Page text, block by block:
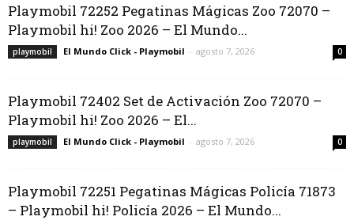
Playmobil 72252 Pegatinas Mágicas Zoo 72070 –
Playmobil hi! Zoo 2026 – El Mundo...
playmobil El Mundo Click - Playmobil - agosto 7, 2026 0
Playmobil 72402 Set de Activación Zoo 72070 –
Playmobil hi! Zoo 2026 – El...
playmobil El Mundo Click - Playmobil - agosto 7, 2026 0
Playmobil 72251 Pegatinas Mágicas Policía 71873
– Playmobil hi! Policía 2026 – El Mundo...